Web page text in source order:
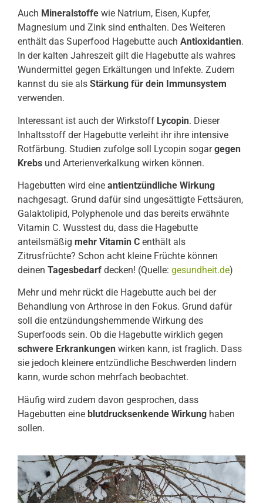
Auch Mineralstoffe wie Natrium, Eisen, Kupfer,
Magnesium und Zink sind enthalten. Des Weiteren
enthält das Superfood Hagebutte auch Antioxidantien.
In der kalten Jahreszeit gilt die Hagebutte als wahres
Wundermittel gegen Erkältungen und Infekte. Zudem
kannst du sie als Stärkung für dein Immunsystem
verwenden.
Interessant ist auch der Wirkstoff Lycopin. Dieser
Inhaltsstoff der Hagebutte verleiht ihr ihre intensive
Rotfärbung. Studien zufolge soll Lycopin sogargegen
Krebs und Arterienverkalkung wirken können.
Hagebutten wird eine antientzündliche Wirkung
nachgesagt. Grund dafür sind ungesättigte Fettsäuren,
Galaktolipid, Polyphenole und das bereits erwähnte
Vitamin C. Wusstest du, dass die Hagebutte
anteilsmäßig mehr Vitamin C enthält als
Zitrusfrüchte? Schon acht kleine Früchte können
deinen Tagesbedarf decken! (Quelle: gesundheit.de)
Mehr und mehr rückt die Hagebutte auch bei der
Behandlung von Arthrose in den Fokus. Grund dafür
soll die entzündungshemmende Wirkung des
Superfoods sein. Ob die Hagebutte wirklich gegen
schwere Erkrankungen wirken kann, ist fraglich. Dass
sie jedoch kleinere entzündliche Beschwerden lindern
kann, wurde schon mehrfach beobachtet.
Häufig wird zudem davon gesprochen, dass
Hagebutten eine blutdrucksenkende Wirkung haben
sollen.